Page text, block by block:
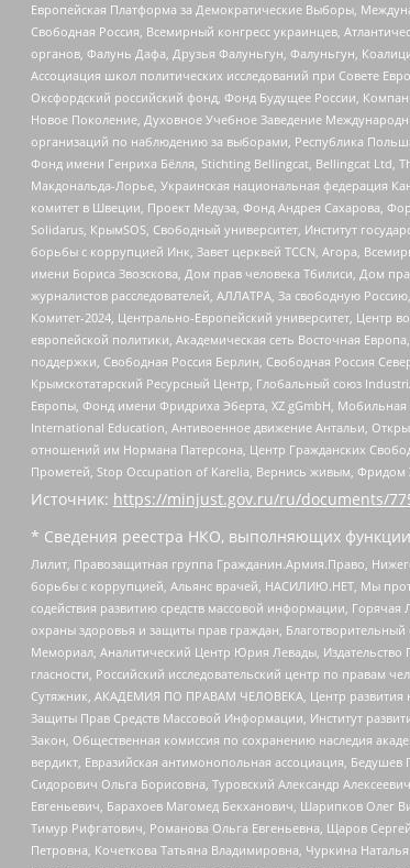
Европейская Платформа за Демократические Выборы,
Свободная Россия, Всемирный конгресс украинцев,
органов, Фалунь Дафа, Друзья Фалуньгун, Фалуньгун,
Ассоциация школ политических исследований при Совете
Оксфордский российский фонд, Фонд Будущее России,
Новое Поколение, Духовное Учебное Заведение
организаций по наблюдению за выборами, Республика
Фонд имени Генриха Бёлля, Stichting Bellingcat, Bellingcat Ltd,
Макдональда-Лорье, Украинская национальная федерация
комитет в Швеции, Проект Медуза, Фонд Андрея Сахарова,
Solidarus, КрымSOS, Свободный университет, Институт
борьбы с коррупцией Инк, Завет церквей TCCN, Агора,
имени Бориса Звозскова, Дом прав человека Тбилиси, Дом
журналистов расследователей, АЛЛАТРА, За свободную
Комитет-2024, Центрально-Европейский университет, Центр
европейской политики, Академическая сеть Восточная
поддержки, Свободная Россия Берлин, Свободная Россия
Крымскотатарский Ресурсный Центр, Глобальный союз
Европы, Фонд имени Фридриха Эберта, XZ gGmbH,
International Education, Антивоенное движение Антальи,
отношений им Нормана Патерсона, Центр Гражданских
Прометей, Stop Occupation of Karelia, Вернись живым,
Источник: https://minjust.gov.ru/ru/documents/
* Сведения реестра НКО, выполняющих функции
Лилит, Правозащитная группа Гражданин.Армия.Право,
борьбы с коррупцией, Альянс врачей, НАСИЛИЮ.НЕТ, Мы
содействия развитию средств массовой информации,
охраны здоровья и защиты прав граждан,
Мемориал, Аналитический Центр Юрия Левады,
гласности, Российский исследовательский центр по правам
Сутяжник, АКАДЕМИЯ ПО ПРАВАМ ЧЕЛОВЕКА, Центр развития
Защиты Прав Средств Массовой Информации, Институт
Закон, Общественная комиссия по сохранению наследия
вердикт, Евразийская антимонопольная ассоциация,
Сидорович Ольга Борисовна, Туровский Александр
Евгеньевич, Барахоев Магомед Бекханович, Шарипков Олег
Тимур Рифгатович, Романова Ольга Евгеньевна, Щаров
Петровна, Кочеткова Татьяна Владимировна, Чуркина